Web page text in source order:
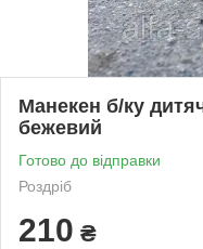
Манекен б/ку
бежевий
Готово до відправки
Роздріб
210 ₴